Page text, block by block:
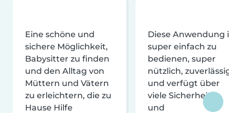
Eine schöne und
sichere Möglichkeit,
Babysitter zu finden
und den Alltag von
Müttern und Vätern
zu erleichtern, die zu
Hause Hilfe
Diese Anwendung
super einfach zu
bedienen, super
nützlich,
und verfügt über
viele Sicherheits-
und